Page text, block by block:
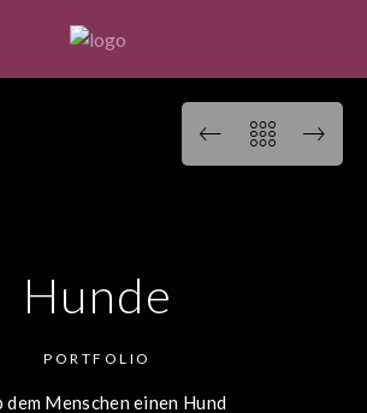
Hunde
PORTFOLIO
dem Menschen einen Hund